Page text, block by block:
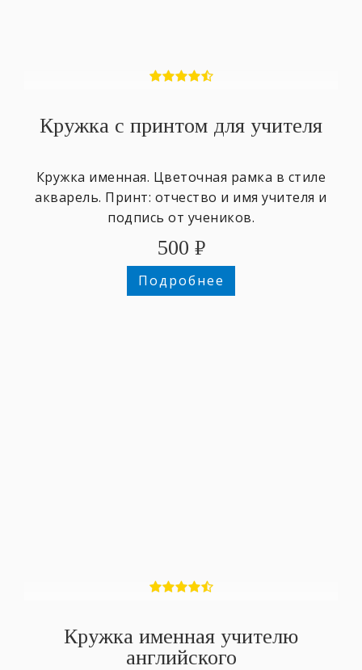
Кружка с принтом для учителя
Кружка именная. Цветочная рамка в стиле
акварель. Принт: отчество и имя учителя и
подпись от учеников.
500 ₽
Подробнее
Кружка именная учителю
английского